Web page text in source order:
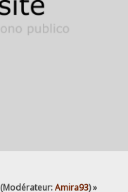
(Modérateur:Amira93) »